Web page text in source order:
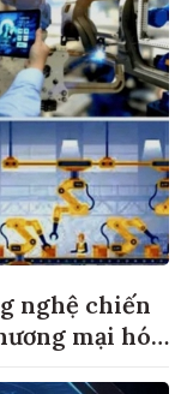
nghệ chiến
mại hóa